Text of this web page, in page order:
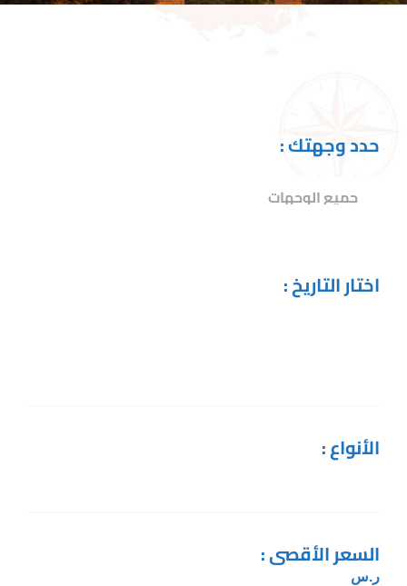
حدد وجهتك :
اختار التاريخ :
الأنواع :
السعر الأقصى :
ر.س